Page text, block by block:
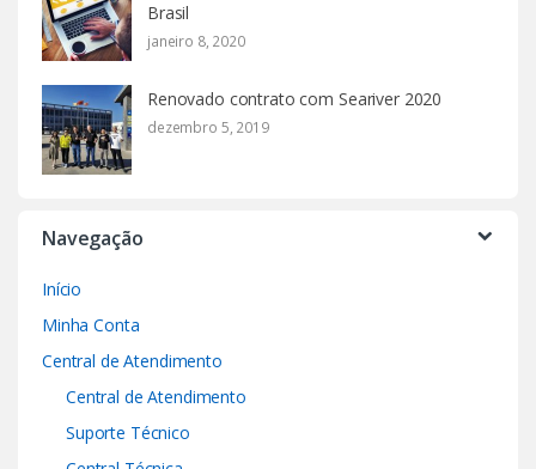
Brasil
janeiro 8, 2020
Renovado contrato com Seariver 2020
dezembro 5, 2019
Navegação
Início
Minha Conta
Central de Atendimento
Central de Atendimento
Suporte Técnico